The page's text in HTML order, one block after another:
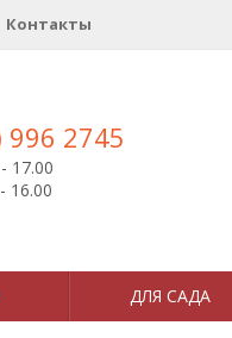
Контакты
996 2745
17.00
16.00
ДЛЯ САДА